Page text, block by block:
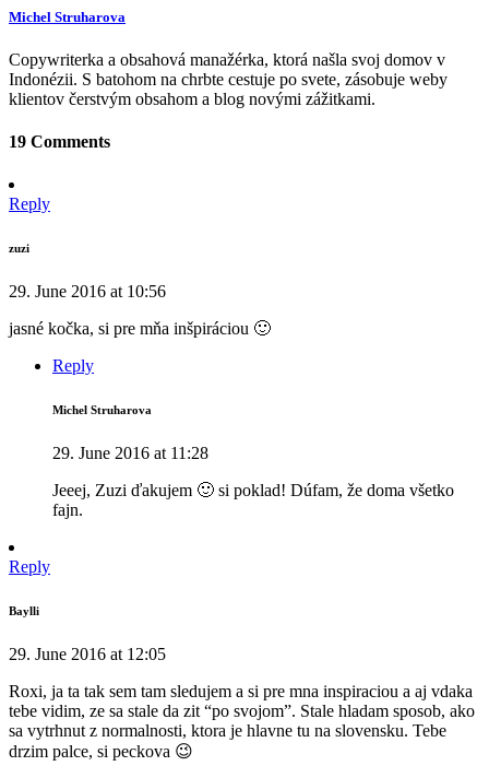
new
window)
new
window)
new
window)
Michel Struharova
Copywriterka a obsahová manažérka, ktorá našla svoj domov v
Indonézii. S batohom na chrbte cestuje po svete, zásobuje weby
klientov čerstvým obsahom a blog novými zážitkami.
19 Comments
Reply
zuzi
29. June 2016 at 10:56
jasné kočka, si pre mňa inšpiráciou 🙂
Reply
Michel Struharova
29. June 2016 at 11:28
Jeeej, Zuzi ďakujem 🙂 si poklad! Dúfam, že doma všetko
fajn.
Reply
Baylli
29. June 2016 at 12:05
Roxi, ja ta tak sem tam sledujem a si pre mna inspiraciou a aj vdaka
tebe vidim, ze sa stale da zit “po svojom”. Stale hladam sposob, ako
sa vytrhnut z normalnosti, ktora je hlavne tu na slovensku. Tebe
drzim palce, si peckova 😉